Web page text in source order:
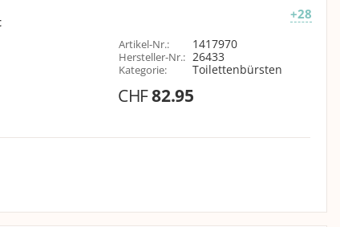
+28
Artikel-Nr.: 1417970
Hersteller-Nr.: 26433
Kategorie: Toilettenbürsten
CHF82.95